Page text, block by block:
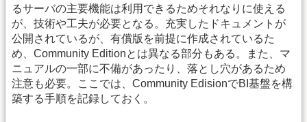
るサーバの主要機能は利用できるためそれなりに使える
が、技術や工夫が必要となる。充実したドキュメントが
公開されているが、有償版を前提に作成されているた
め、Community Editionとは異なる部分もある。また、マ
ニュアルの一部に不備があったり、落とし穴があるため
注意も必要。ここでは、Community EdisionでBI基盤を構
築する手順を記録しておく。